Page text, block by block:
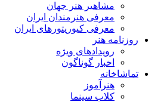
مشاهیر هنر جهان
معرفی هنرمندان ایران
معرفی کیوریتورهای ایران
روزنامه هنر
رویدادهای ویژه
اخبار گوناگون
تماشاخانه
هنرآموز
کلاب سینما